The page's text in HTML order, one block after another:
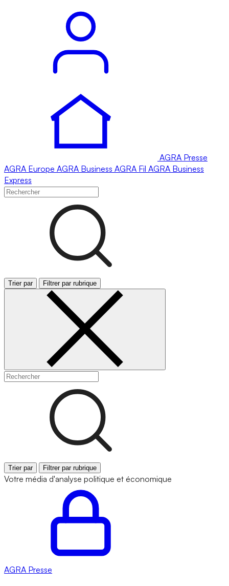
AGRA Presse
AGRA Europe AGRA Business AGRA Fil AGRA Business
Express
Trier par Filtrer par rubrique
Trier par Filtrer par rubrique
Votre média d'analyse politique et économique
AGRA Presse